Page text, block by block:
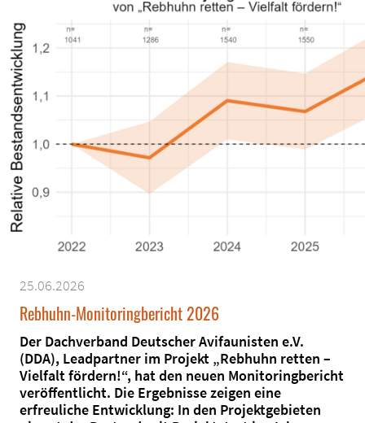
25.06.2026
Rebhuhn-Monitoringbericht 2026
Der Dachverband Deutscher Avifaunisten e.V.
(DDA), Leadpartner im Projekt „Rebhuhn retten –
Vielfalt fördern!“, hat den neuen Monitoringbericht
veröffentlicht. Die Ergebnisse zeigen eine
erfreuliche Entwicklung: In den Projektgebieten